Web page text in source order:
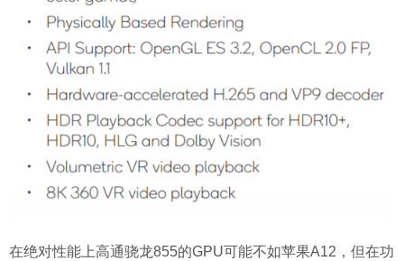
在绝对性能上高通骁龙855的GPU可能不如苹果A12，但在功